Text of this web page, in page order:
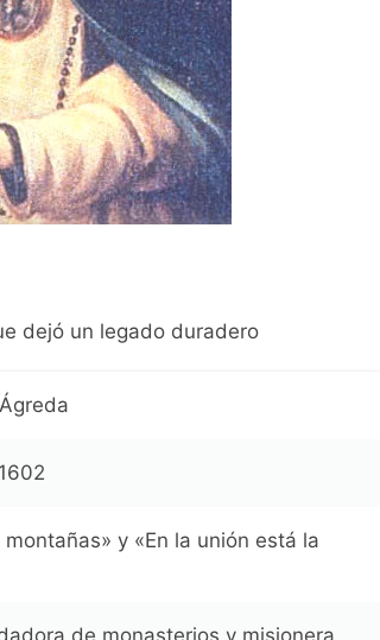
dejó un legado duradero
y «En la unión está la